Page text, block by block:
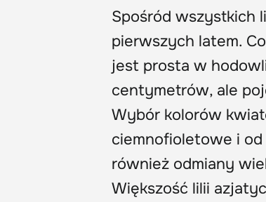
Spośród wszystkich
pierwszych latem.
jest prosta w
centymetrów, ale
Wybór kolorów
ciemnofioletowe i
również odmiany
Większość lilii